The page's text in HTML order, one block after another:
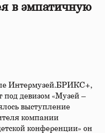
в эмпатичную
Интермузей.БРИКС+,
под девизом «Музей –
выступление
компании
конференции» он